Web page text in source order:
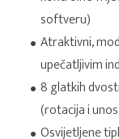
softveru)
Atraktivni,
upečatljivim
8 glatkih
(rotacija i
Osvijetljene